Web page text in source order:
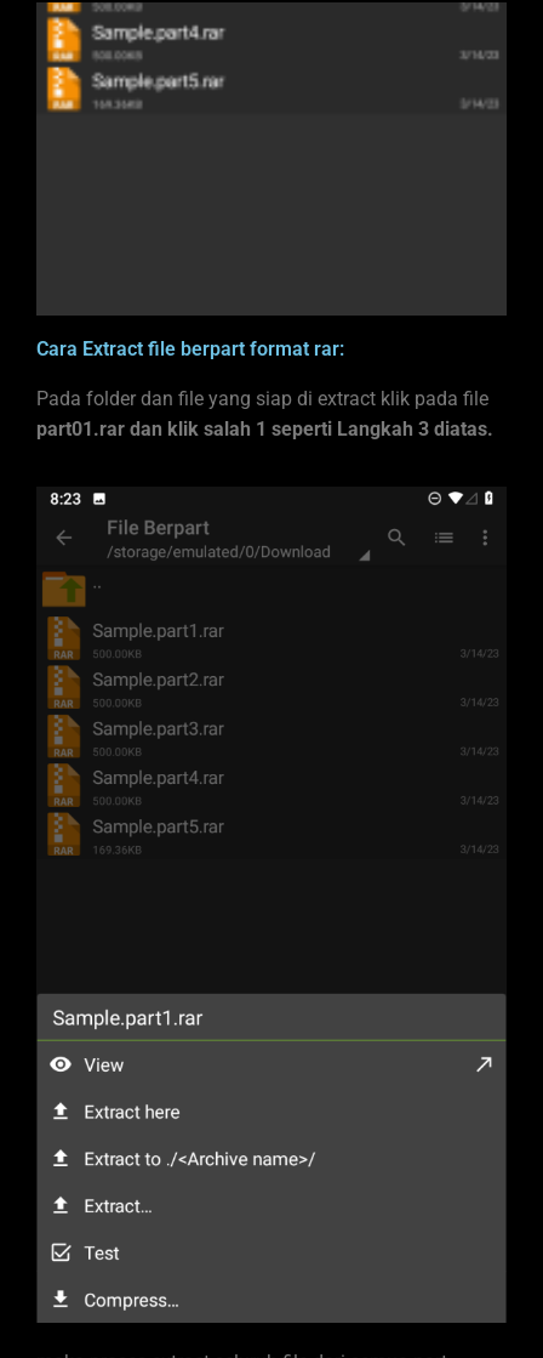
Cara Extract file berpart format rar:
Pada folder dan file yang siap di extract klik pada file
part01.rar dan klik salah 1 seperti Langkah 3 diatas.